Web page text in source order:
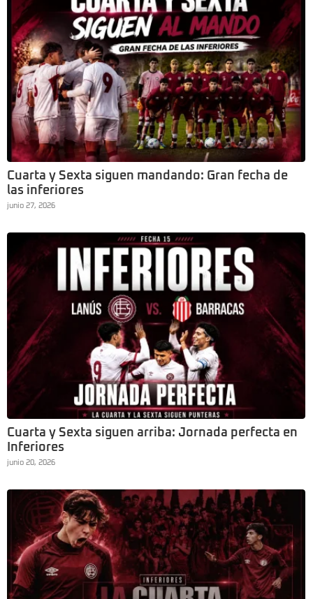
Cuarta y Sexta siguen mandando: Gran fecha de
las inferiores
junio 27, 2026
Cuarta y Sexta siguen arriba: Jornada perfecta en
Inferiores
junio 20, 2026